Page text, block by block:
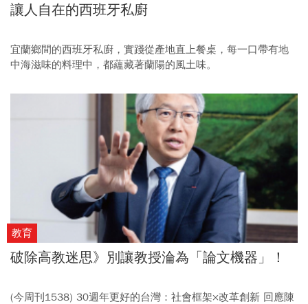
讓人自在的西班牙私廚
宜蘭鄉間的西班牙私廚，實踐從產地直上餐桌，每一口帶有地
中海滋味的料理中，都蘊藏著蘭陽的風土味。
教育
破除高教迷思》別讓教授淪為「論文機器」！
(今周刊1538) 30週年更好的台灣：社會框架×改革創新 回應陳